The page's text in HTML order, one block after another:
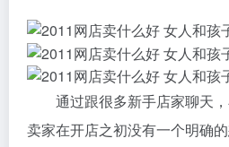
通过跟很多新手店家聊天，
卖家在开店之初没有一个明确